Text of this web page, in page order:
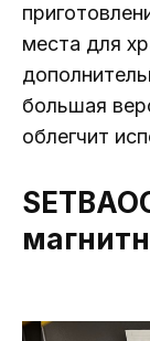
места для
большая
облегчит